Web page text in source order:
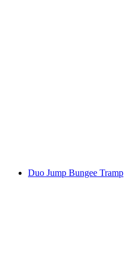
Duo Jump Bungee Tramp